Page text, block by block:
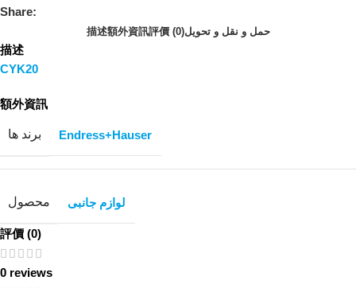
Share:
描述額外資訊評價 (0)حمل و نقل و تحویل
描述
CYK20
額外資訊
برند ها Endress+Hauser
محصول لوازم جانبی
評價 (0)
0 reviews